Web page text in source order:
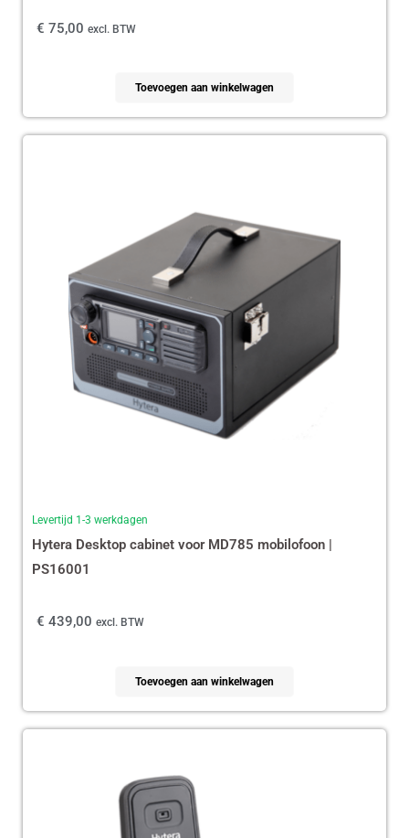
€ 75,00 excl. BTW
Toevoegen aan winkelwagen
Levertijd 1-3 werkdagen
Hytera Desktop cabinet voor MD785 mobilofoon |
PS16001
€ 439,00 excl. BTW
Toevoegen aan winkelwagen